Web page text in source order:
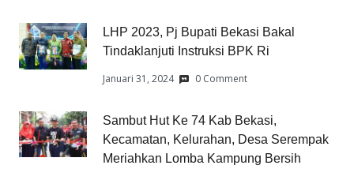
LHP 2023, Pj Bupati Bekasi Bakal
Tindaklanjuti Instruksi BPK Ri
Januari 31, 2024 0 Comment
Sambut Hut Ke 74 Kab Bekasi,
Kecamatan, Kelurahan, Desa Serempak
Meriahkan Lomba Kampung Bersih